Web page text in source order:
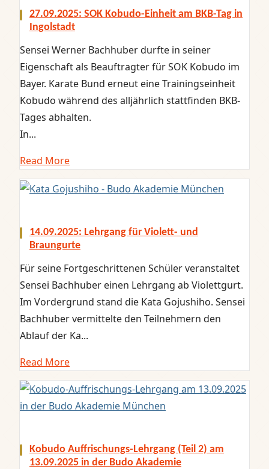
27.09.2025: SOK Kobudo-Einheit am BKB-Tag in
Ingolstadt
Sensei Werner Bachhuber durfte in seiner
Eigenschaft als Beauftragter für SOK Kobudo im
Bayer. Karate Bund erneut eine Trainingseinheit
Kobudo während des alljährlich stattfinden BKB-
Tages abhalten.
In...
Read More
14.09.2025: Lehrgang für Violett- und
Braungurte
Für seine Fortgeschrittenen Schüler veranstaltet
Sensei Bachhuber einen Lehrgang ab Violettgurt.
Im Vordergrund stand die Kata Gojushiho. Sensei
Bachhuber vermittelte den Teilnehmern den
Ablauf der Ka...
Read More
Kobudo Auffrischungs-Lehrgang (Teil 2) am
13.09.2025 in der Budo Akademie